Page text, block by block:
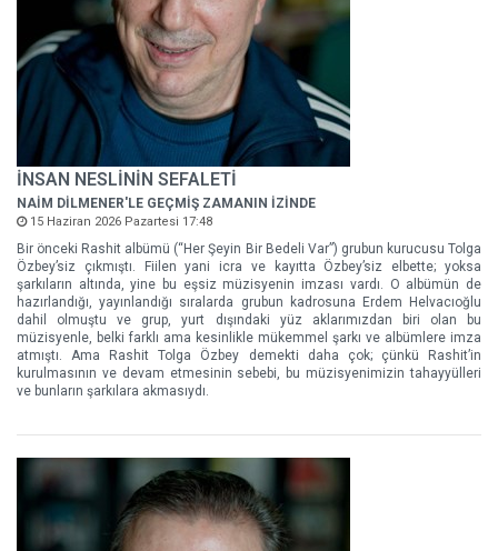
İNSAN NESLİNİN SEFALETİ
NAİM DİLMENER'LE GEÇMİŞ ZAMANIN İZİNDE
15 Haziran 2026 Pazartesi 17:48
Bir önceki Rashit albümü (“Her Şeyin Bir Bedeli Var”) grubun kurucusu Tolga
Özbey’siz çıkmıştı. Fiilen yani icra ve kayıtta Özbey’siz elbette; yoksa
şarkıların altında, yine bu eşsiz müzisyenin imzası vardı. O albümün de
hazırlandığı, yayınlandığı sıralarda grubun kadrosuna Erdem Helvacıoğlu
dahil olmuştu ve grup, yurt dışındaki yüz aklarımızdan biri olan bu
müzisyenle, belki farklı ama kesinlikle mükemmel şarkı ve albümlere imza
atmıştı. Ama Rashit Tolga Özbey demekti daha çok; çünkü Rashit’in
kurulmasının ve devam etmesinin sebebi, bu müzisyenimizin tahayyülleri
ve bunların şarkılara akmasıydı.